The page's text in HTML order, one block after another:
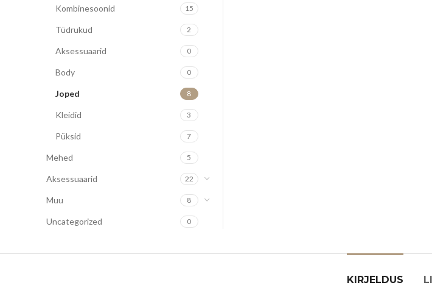
Kombinesoonid 15
Tüdrukud 2
Aksessuaarid 0
Body 0
Joped 8
Kleidid 3
Püksid 7
Mehed 5
Aksessuaarid 22
Muu 8
Uncategorized 0
KIRJELDUS